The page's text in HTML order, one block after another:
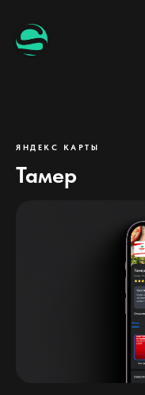
ЯНДЕКС КАРТЫ
Тамер